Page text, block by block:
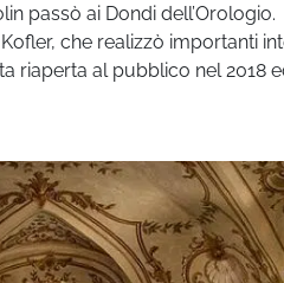
passò ai Dondi dell’Orologio.
che realizzò importanti
riaperta al pubblico nel 2018